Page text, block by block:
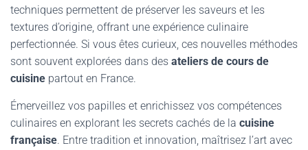
techniques permettent de préserver les saveurs et les
textures d’origine, offrant une expérience culinaire
perfectionnée. Si vous êtes curieux, ces nouvelles méthodes
sont souvent explorées dans des ateliers de cours de
cuisine partout en France.
Émerveillez vos papilles et enrichissez vos compétences
culinaires en explorant les secrets cachés de la cuisine
française. Entre tradition et innovation, maîtrisez l’art avec